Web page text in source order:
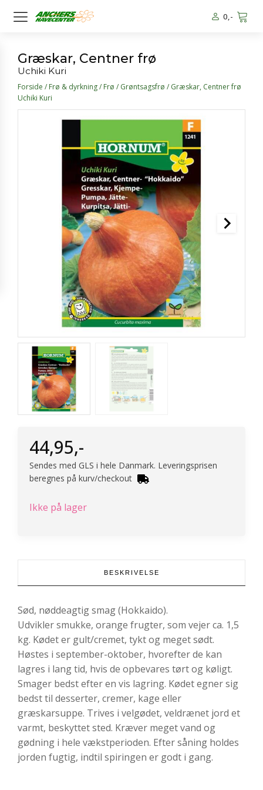
0,-
Forside / Frø & dyrkning/ Frø / Grøntsagsfrø / Græskar, Centner frø
Uchiki Kuri
Græskar, Centner frø
Uchiki Kuri
44,95,-
Sendes med GLS i hele Danmark. Leveringsprisen
beregnes på kurv/checkout
Ikke på lager
BESKRIVELSE
Sød, nøddeagtig smag (Hokkaido).
Udvikler smukke, orange frugter, som vejer ca. 1,5
kg. Kødet er gult/cremet, tykt og meget sødt.
Høstes i september-oktober, hvorefter de kan
lagres i lang tid, hvis de opbevares tørt og køligt.
Smager bedst efter en vis lagring. Kødet egner sig
bedst til desserter, cremer, kage eller
græskarsuppe. Trives i velgødet, veldrænet jord et
varmt, beskyttet sted. Kræver meget vand og
gødning i hele vækstperioden. Efter såning holdes
jorden fugtig, indtil spiringen er godt i gang.